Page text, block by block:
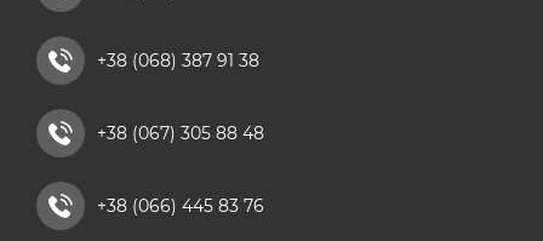
кальцієві добрива+38 (068) 387 91 38
+38 (067) 305 88 48
+38 (066) 445 83 76